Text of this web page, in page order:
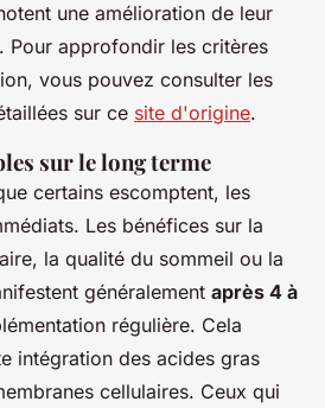
une amélioration de leur
Pour approfondir les critères
vous pouvez consulter les
sur ce site d'origine.
sur le long terme
certains escomptent, les
Les bénéfices sur la
la qualité du sommeil ou la
généralement après 4 à
régulière. Cela
intégration des acides gras
cellulaires. Ceux qui